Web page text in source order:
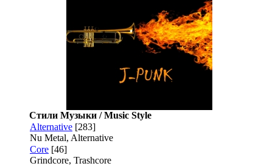
Стили Музыки / Music Style
Alternative [283]
Nu Metal, Alternative
Core [46]
Grindcore, Trashcore